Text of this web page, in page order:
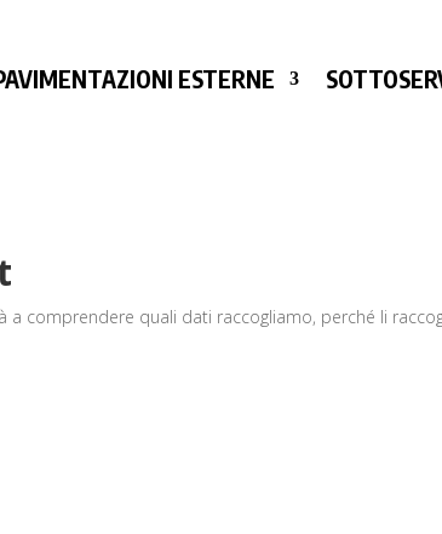
ESTERNE
a comprendere quali dati raccogliamo, perché li